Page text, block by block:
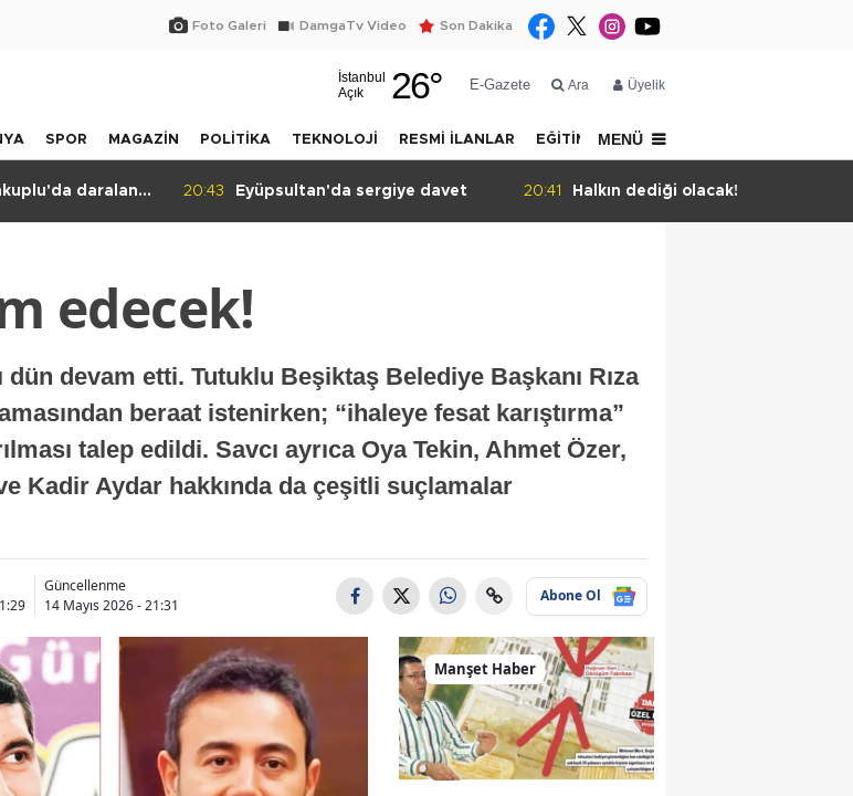
Foto Galeri DamgaTv Video Son Dakika
İstanbul
Açık
26° E-Gazete Ara Üyelik
SPOR MAGAZİN POLİTİKA TEKNOLOJİ RESMİ İLANLAR EĞİTİM YAZARLAR
MENÜ
sergiye davet 20:41 Halkın dediği olacak! 20:39 Eren Ali Bingöl protesto
edecek!
devam etti. Tutuklu Beşiktaş Belediye Başkanı Rıza
beraat istenirken; “ihaleye fesat karıştırma”
talep edildi. Savcı ayrıca Oya Tekin, Ahmet Özer,
Kadir Aydar hakkında da çeşitli suçlamalar
Güncellenme
14 Mayıs 2026 - 21:31
Abone Ol
Manşet Haber